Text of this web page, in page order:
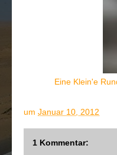
Eine Klein'e
um Januar 10, 2012
1 Kommentar: